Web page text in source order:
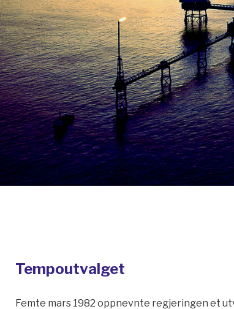
Tempoutvalget
Femte mars 1982 oppnevnte regjeringen et